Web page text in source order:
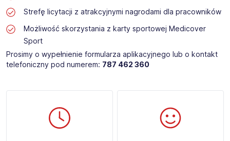
Strefę licytacji z atrakcyjnymi nagrodami dla pracowników
Możliwość skorzystania z karty sportowej Medicover
Sport
Prosimy o wypełnienie formularza aplikacyjnego lub o kontakt
telefoniczny pod numerem: 787 462 360​